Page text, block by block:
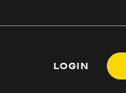
LOGIN